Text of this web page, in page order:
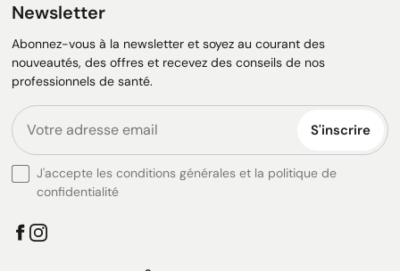
Newsletter
Abonnez-vous à la newsletter et soyez au courant des
nouveautés, des offres et recevez des conseils de nos
professionnels de santé.
S'inscrire
J'accepte les conditions générales et la politique de
confidentialité